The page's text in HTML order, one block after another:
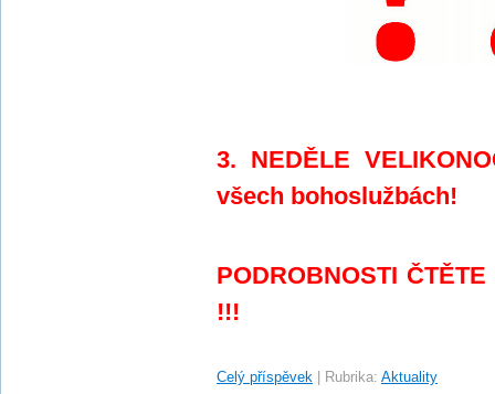
3. NEDĚLE
všech bohoslužbách!
PODROBNOSTI
!!!
Celý příspěvek Rubrika: Aktuality